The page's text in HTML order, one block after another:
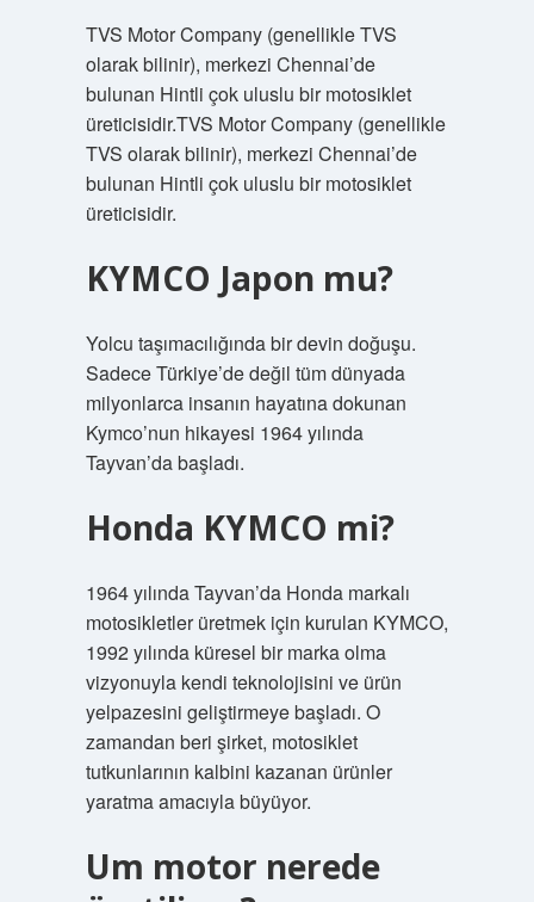
TVS Motor Company (genellikle TVS
olarak bilinir), merkezi Chennai’de
bulunan Hintli çok uluslu bir motosiklet
üreticisidir.TVS Motor Company (genellikle
TVS olarak bilinir), merkezi Chennai’de
bulunan Hintli çok uluslu bir motosiklet
üreticisidir.
KYMCO Japon mu?
Yolcu taşımacılığında bir devin doğuşu.
Sadece Türkiye’de değil tüm dünyada
milyonlarca insanın hayatına dokunan
Kymco’nun hikayesi 1964 yılında
Tayvan’da başladı.
Honda KYMCO mi?
1964 yılında Tayvan’da Honda markalı
motosikletler üretmek için kurulan KYMCO,
1992 yılında küresel bir marka olma
vizyonuyla kendi teknolojisini ve ürün
yelpazesini geliştirmeye başladı. O
zamandan beri şirket, motosiklet
tutkunlarının kalbini kazanan ürünler
yaratma amacıyla büyüyor.
Um motor nerede